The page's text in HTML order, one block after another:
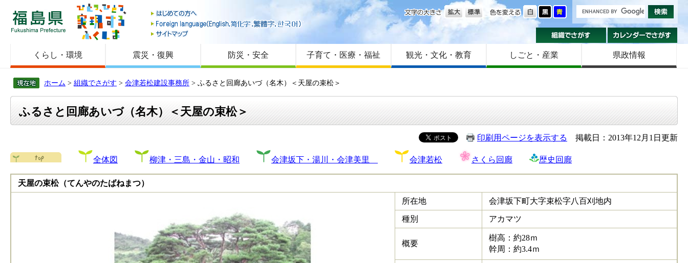
福島県
はじめての方へ
Foreign language
サイトマップ
色を変える
文字の大きさ
組織でさがす
くらし・環境 震災・復興 防災・安全 子育て・医療・福祉 観光・文化・教育 しごと・産業 県政情報
ホーム > 組織でさがす > 会津若松建設事務所 > ふるさと回廊あいづ（名木）＜天屋の束松＞
ふるさと回廊あいづ（名木）＜天屋の束松＞
印刷用ページを表示する 掲載日：2013年12月1日更新
全体図 柳津・三島・金山・昭和 会津坂下・湯川・会津美里 会津若松 さくら回廊 歴史回廊
天屋の束松（てんやのたばねまつ）
所在地 会津坂下町大字束松字八百刈地内
種別 アカマツ
概要
樹高：約28ｍ
幹周：約3.4ｍ